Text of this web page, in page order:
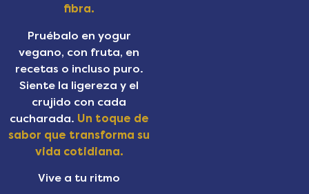
fibra.
Pruébalo en yogur
vegano, con fruta, en
recetas o incluso puro.
Siente la ligereza y el
crujido con cada
cucharada. Un toque de
sabor que transforma su
vida cotidiana.
Vive a tu ritmo